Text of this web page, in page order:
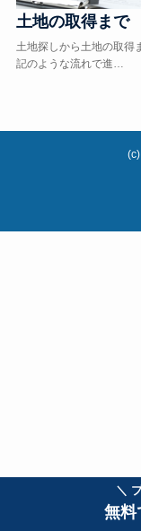
＼
無料
土地の取得まで
土地探しから土地の取得
記のような流れで進…